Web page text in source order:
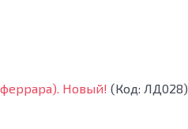
Новый! (Код: ЛД028)